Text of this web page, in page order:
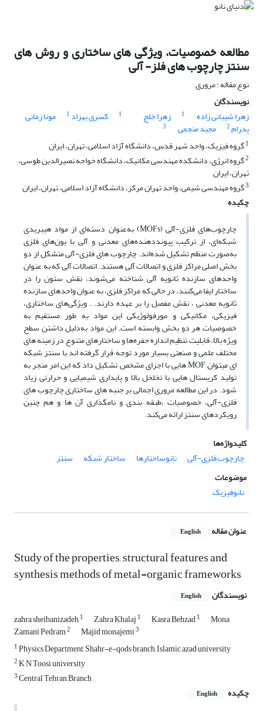
مطالعه خصوصیات، ویژگی های ساختاری و روش های
سنتز چارچوب های فلز- آلی
نوع مقاله : مروری
نویسندگان
زهرا شیبانی زاده
1 زهرا خلج 1 کسری بهزاد 1 مونا زمانی
پدرام2 مجید منجمی
3
1گروه فیزیک، واحد شهر قدس، دانشگاه آزاد اسلامی، تهران، ایران
2گروه انرژی، دانشکده مهندسی مکانیک، دانشگاه خواجه نصیرالدین طوسی،
تهران، ایران
3گروه مهندسی شیمی، واحد تهران مرکز، دانشگاه آزاد اسلامی، تهران، ایران
چکیده
چارچوب‌های فلزی-آلی (MOFs) به‌عنوان دسته‌ای از مواد هیبریدی
شبکه‌ای، از ترکیب پیونددهنده‌های معدنی و آلی با یون‌های فلزی
به‌صورت منظم تشکیل شده‌اند. چارچوب های فلزی-آلی متشکل از دو
بخش اصلی مراکز فلزی و اتصالات آلی هستند. اتصالات آلی که به عنوان
واحدهای سازنده ثانویه آلی شناخته می‌شوند، نقش ستون را در
ساختار ایفا می‌کنند، در حالی که مراکز فلزی، به عنوان واحدهای سازنده
ثانویه معدنی ، نقش مفصل را بر عهده دارند. . ویژگی‌های ساختاری،
فیزیکی، مکانیکی و مورفولوژیکی این مواد به طور مستقیم به
خصوصیات هر دو بخش وابسته است. این مواد به‌دلیل داشتن سطح
ویژه بالا، قابلیت تنظیم اندازه حفره‌ها و ساختارهای متنوع در زمینه های
مختلف علمی و صنعتی بسیار مورد توجه قرار گرفته اند با سنتز شبکه
ای میتوان MOF هایی با اجزای مشخص تشکیل داد که این امر منجر به
تولید کریستال هایی با تخلخل بالا و پایداری شیمیایی و حرارتی زیاد
شود. در این مطالعه مروری اجمالی بر جنبه های ساختاری چارچوب های
فلزی-آلی، خصوصیات ،طبقه بندی و نامگذاری آن ها و هم چنین
رویکردهای سنتز ارائه می‌کند.
کلیدواژه‌ها
چارچوب فلزی-آلی
نانوساختارها ساختار شبکه
سنتز
موضوعات
نانوفیزیک
عنوان مقاله English
Study of the properties, structural features and
synthesis methods of metal-organic frameworks
نویسندگان English
zahra sheibanizadeh1 Zahra Khalaj 1 Kasra Behzad1 Mona
Zamani Pedram2 Majid monajemi3
1Physics Department, Shahr-e-qods branch, Islamic azad university
2K N Toosi university
3Central Tehran Branch
چکیده
English